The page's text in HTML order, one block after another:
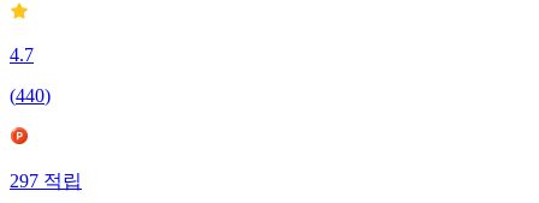
4.7
(440)
297적립